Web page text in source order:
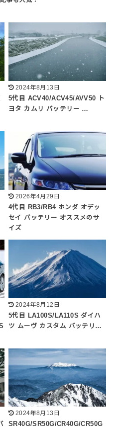
2024年8月13日
5代目 ACV40/ACV45/AVV50 ト
ヨタ カムリ バッテリー …
2026年4月29日
4代目 RB3/RB4 ホンダ オデッ
セイ バッテリー オススメのサ
イズ
2024年8月12日
5代目 LA100S/LA110S ダイハ
ツ ムーヴ カスタム バッテリ…
2024年8月13日
SR40G/SR50G/CR40G/CR50G